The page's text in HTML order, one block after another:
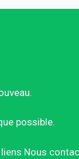
possible.
Nous